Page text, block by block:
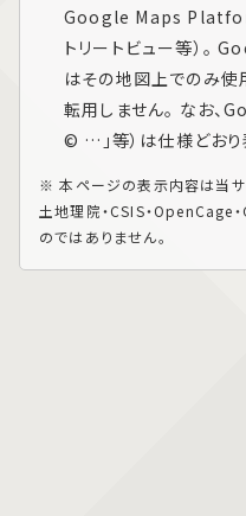
Google Maps
トリートビュー等）。
はその地図上でのみ使
転用しません。 なお、
© …」等）は仕様どおり
※ 本ページの表示内容は当サ
土地理院・CSIS・OpenCage
のではありません。